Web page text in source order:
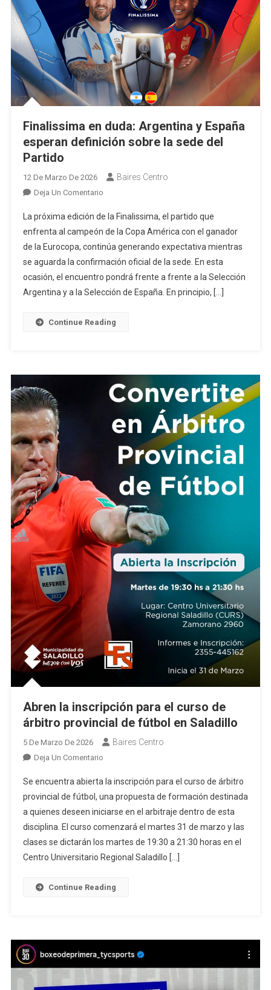
Finalissima en duda: Argentina y España
esperan definición sobre la sede del
Partido
12 De Marzo De 2026 Baires Centro
Deja Un ComentarioEn
En
Duda:
Argentina
Y
España
Esperan
Sobre
Partido
La próxima edición de la Finalissima, el partido que
enfrenta al campeón de la Copa América con el ganador
de la Eurocopa, continúa generando expectativa mientras
se aguarda la confirmación oficial de la sede. En esta
ocasión, el encuentro pondrá frente a frente a la Selección
Argentina y a la Selección de España. En principio, […]
Continue Reading
Abren la inscripción para el curso de
árbitro provincial de fútbol en Saladillo
5 De Marzo De 2026 Baires Centro
Deja Un ComentarioEn
La
Inscripción
Para
El
Curso
De
Provincial
Saladillo
Se encuentra abierta la inscripción para el curso de árbitro
provincial de fútbol, una propuesta de formación destinada
a quienes deseen iniciarse en el arbitraje dentro de esta
disciplina. El curso comenzará el martes 31 de marzo y las
clases se dictarán los martes de 19:30 a 21:30 horas en el
Centro Universitario Regional Saladillo […]
Continue Reading